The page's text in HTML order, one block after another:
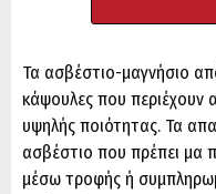
Τα ασβέστιο-μαγνήσιο
κάψουλες που περιέχουν
υψηλής ποιότητας. Τα
ασβέστιο που πρέπει μα
μέσω τροφής ή